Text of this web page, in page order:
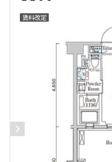
お部
検索結果の絞り込み
賃料
賃料改定